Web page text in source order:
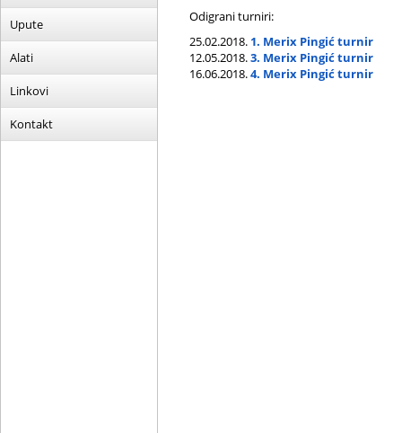
Upute
Alati
Linkovi
Kontakt
Odigrani turniri:
25.02.2018. 1. Merix Pingić turnir
12.05.2018.3. Merix Pingić turnir
16.06.2018.4. Merix Pingić turnir